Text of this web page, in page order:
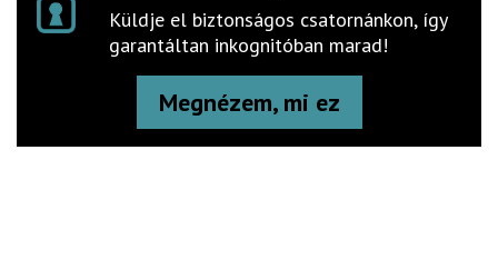
Küldje el biztonságos csatornánkon, így
garantáltan inkognitóban marad!
Megnézem, mi ez